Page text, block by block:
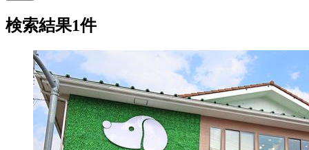
検索結果1件